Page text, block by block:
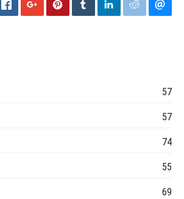
57
57
74
55
69